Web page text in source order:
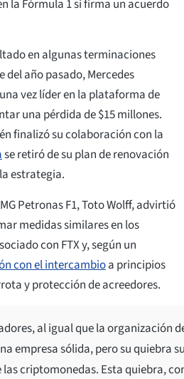
la Fórmula 1 si firma un acuerdo
en algunas terminaciones
año pasado, Mercedes
vez líder en la plataforma de
una pérdida de $15 millones.
finalizó su colaboración con la
se retiró de su plan de renovación
estrategia.
Petronas F1, Toto Wolff, advirtió
medidas similares en los
con FTX y, según un
con el intercambioa principios
y protección de acreedores.
al igual que la organización
empresa sólida, pero su quiebra
criptomonedas. Esta quiebra,